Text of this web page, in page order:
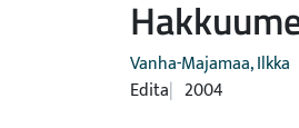
Vanha-Majamaa, Ilkka
Edita 2004